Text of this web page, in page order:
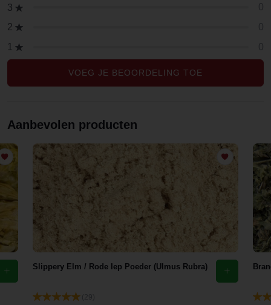
3
2
1
VOEG JE BEOORDELING TOE
Aanbevolen producten
Slippery Elm / Rode Iep Poeder (Ulmus Rubra)